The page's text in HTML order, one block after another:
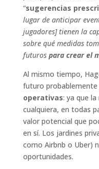
“sugerencias
lugar de anticipar
jugadores] tienen la
sobre qué medidas
futuros para crear el
Al mismo tiempo,
futuro probablemente
operativas: ya que
cualquiera, en todas
valor potencial que
en sí. Los jardines
como Airbnb o Uber)
oportunidades.